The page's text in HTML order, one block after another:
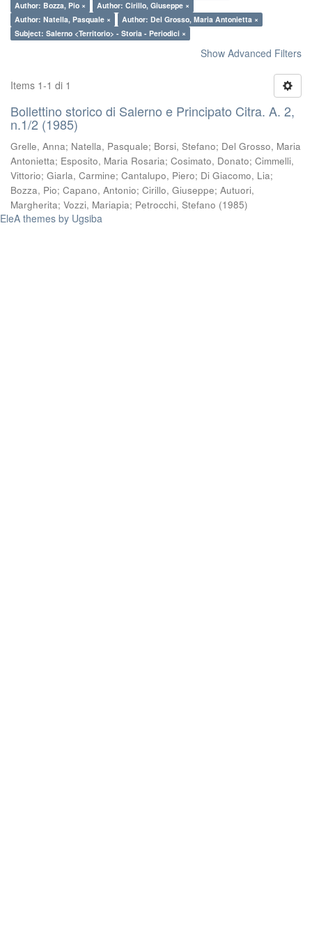
Author: Bozza, Pio ×
Author: Cirillo, Giuseppe ×
Author: Natella, Pasquale ×
Author: Del Grosso, Maria Antonietta ×
Subject: Salerno <Territorio> - Storia - Periodici ×
Show Advanced Filters
Items 1-1 di 1
Bollettino storico di Salerno e Principato Citra. A. 2,
n.1/2 (1985)
Grelle, Anna; Natella, Pasquale; Borsi, Stefano; Del Grosso, Maria
Antonietta; Esposito, Maria Rosaria; Cosimato, Donato; Cimmelli,
Vittorio; Giarla, Carmine; Cantalupo, Piero; Di Giacomo, Lia;
Bozza, Pio; Capano, Antonio; Cirillo, Giuseppe; Autuori,
Margherita; Vozzi, Mariapia; Petrocchi, Stefano (1985)
EleA themes by Ugsiba